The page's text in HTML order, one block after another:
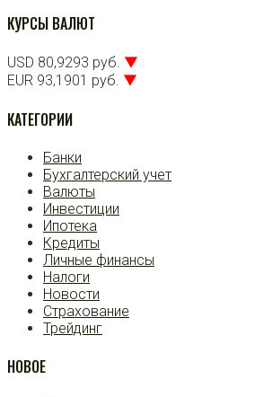
КУРСЫ ВАЛЮТ
USD 80,9293 руб. ▼
EUR 93,1901 руб. ▼
КАТЕГОРИИ
Банки
Бухгалтерский учет
Валюты
Инвестиции
Ипотека
Кредиты
Личные финансы
Налоги
Новости
Страхование
Трейдинг
НОВОЕ